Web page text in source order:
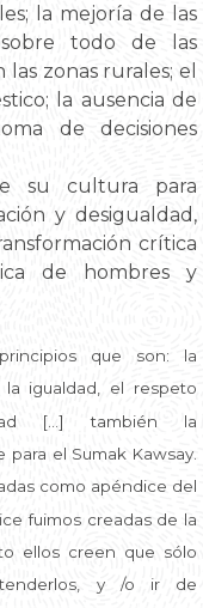
la mejoría de las
sobre todo de las
zonas rurales; el
la ausencia de
de decisiones
su cultura para
y desigualdad,
crítica
de hombres y
que son: la
la igualdad, el respeto
[…] también la
el Sumak Kawsay.
como apéndice del
fuimos creadas de la
ellos creen que sólo
y /o ir de